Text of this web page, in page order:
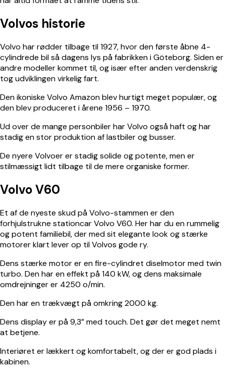
Volvos historie
Volvo har rødder tilbage til 1927, hvor den første åbne 4-
cylindrede bil så dagens lys på fabrikken i Göteborg. Siden er
andre modeller kommet til, og især efter anden verdenskrig
tog udviklingen virkelig fart.
Den ikoniske Volvo Amazonblev hurtigt meget populær, og
den blev produceret i årene 1956 – 1970.
Ud over de mange personbiler har Volvo også haft og har
stadig en stor produktion af lastbiler og busser.
De nyere Volvoer er stadig solide og potente, men er
stilmæssigt lidt tilbage til de mere organiske former.
Volvo V60
Et af de nyeste skud på Volvo-stammen er den
forhjulstrukne stationcar Volvo V60. Her har du en rummelig
og potent familiebil, der med sit elegante look og stærke
motorer klart lever op til Volvos gode ry.
Dens stærke motor er en fire-cylindret diselmotor med twin
turbo. Den har en effekt på 140 kW, og dens maksimale
omdrejninger er 4250 o/min.
Den har en trækvægt på omkring 2000 kg.
Dens display er på 9,3” med touch. Det gør det meget nemt
at betjene.
Interiøret er lækkert og komfortabelt, og der er god plads i
kabinen.